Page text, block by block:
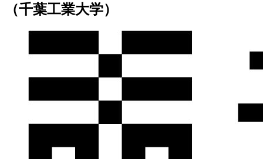
（千葉工業大学）